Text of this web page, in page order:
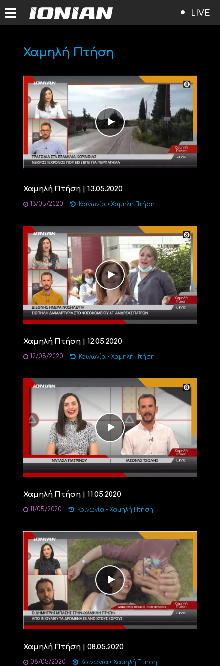
LIVE
Χαμηλή Πτήση
Χαμηλή Πτήση | 13.05.2020
13/05/2020 Κοινωνία • Χαμηλή Πτήση
Χαμηλή Πτήση | 12.05.2020
12/05/2020 Κοινωνία • Χαμηλή Πτήση
Χαμηλή Πτήση | 11.05.2020
11/05/2020 Κοινωνία • Χαμηλή Πτήση
Χαμηλή Πτήση | 08.05.2020
08/05/2020 Κοινωνία • Χαμηλή Πτήση